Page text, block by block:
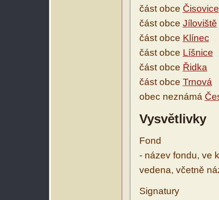
část obce Čisovice
část obce Jíloviště
část obce Klínec
část obce Líšnice
část obce Řidka
část obce Trnová
obec neznámá
Vysvětlivky
Fond
- název fondu, ve
vedena, včetně
Signatury